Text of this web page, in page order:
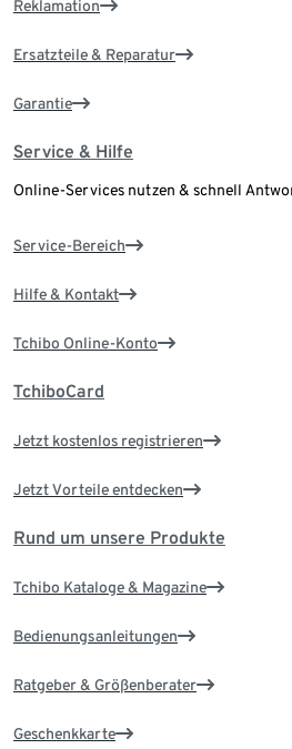
Reklamation
Ersatzteile & Reparatur
Garantie
Service & Hilfe
Online-Services nutzen & schnell
Service-Bereich
Hilfe & Kontakt
Tchibo Online-Konto
TchiboCard
Jetzt kostenlos registrieren
Jetzt Vorteile entdecken
Rund um unsere Produkte
Tchibo Kataloge & Magazine
Bedienungsanleitungen
Ratgeber & Größenberater
Geschenkkarte